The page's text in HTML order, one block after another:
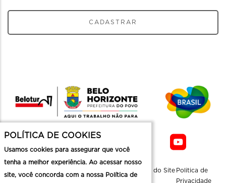
CADASTRAR
Mapa do Site Politica de
Privacidade
POLÍTICA DE COOKIES
Usamos cookies para assegurar que você
tenha a melhor experiência. Ao acessar nosso
site, você concorda com a nossa Política de